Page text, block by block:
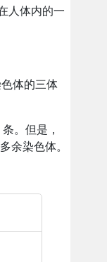
人体内的一
体的三体
。但是，
余染色体。